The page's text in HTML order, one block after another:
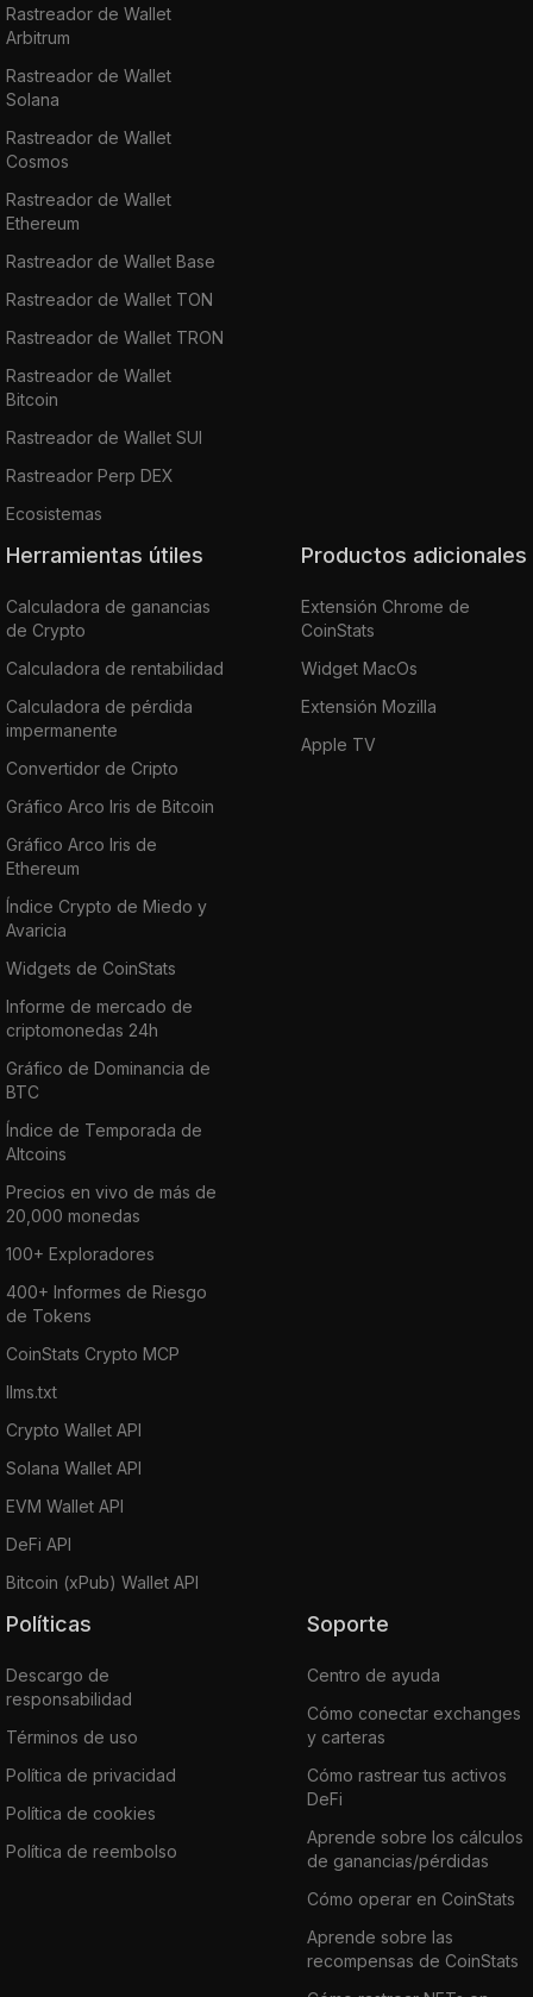
Rastreador de Wallet
Arbitrum
Rastreador de Wallet
Solana
Rastreador de Wallet
Cosmos
Rastreador de Wallet
Ethereum
Rastreador de Wallet Base
Rastreador de Wallet TON
Rastreador de Wallet TRON
Rastreador de Wallet
Bitcoin
Rastreador de Wallet SUI
Rastreador Perp DEX
Ecosistemas
Herramientas útiles
Calculadora de ganancias
de Crypto
Calculadora de rentabilidad
Calculadora de pérdida
impermanente
Convertidor de Cripto
Gráfico Arco Iris de Bitcoin
Gráfico Arco Iris de
Ethereum
Índice Crypto de Miedo y
Avaricia
Widgets de CoinStats
Informe de mercado de
criptomonedas 24h
Gráfico de Dominancia de
BTC
Índice de Temporada de
Altcoins
Precios en vivo de más de
20,000 monedas
100+ Exploradores
400+ Informes de Riesgo
de Tokens
CoinStats Crypto MCP
llms.txt
Crypto Wallet API
Solana Wallet API
EVM Wallet API
DeFi API
Bitcoin (xPub) Wallet API
Productos adicionales
Extensión Chrome de
CoinStats
Widget MacOs
Extensión Mozilla
Apple TV
Políticas
Descargo de
responsabilidad
Términos de uso
Política de privacidad
Política de cookies
Política de reembolso
Soporte
Centro de ayuda
Cómo conectar exchanges
y carteras
Cómo rastrear tus activos
DeFi
Aprende sobre los cálculos
de ganancias/pérdidas
Cómo operar en CoinStats
Aprende sobre las
recompensas de CoinStats